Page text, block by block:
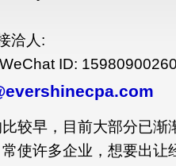
洽人:
ID: 15980900260
较早，目前大部分已渐
使许多企业，想要出让